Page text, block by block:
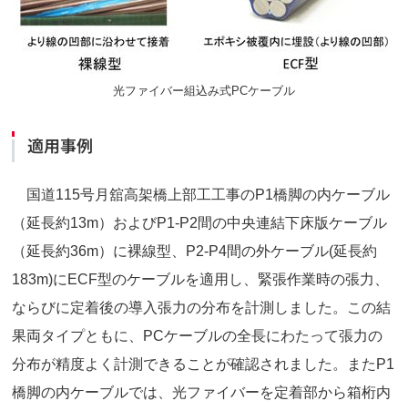
光ファイバー組込み式PCケーブル
適用事例
国道115号月舘高架橋上部工工事のP1橋脚の内ケーブル
（延長約13m）およびP1-P2間の中央連結下床版ケーブル
（延長約36m）に裸線型、P2-P4間の外ケーブル(延長約
183m)にECF型のケーブルを適用し、緊張作業時の張力、
ならびに定着後の導入張力の分布を計測しました。この結
果両タイプともに、PCケーブルの全長にわたって張力の
分布が精度よく計測できることが確認されました。またP1
橋脚の内ケーブルでは、光ファイバーを定着部から箱桁内